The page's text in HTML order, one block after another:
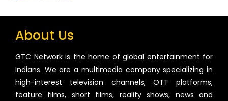
About Us
GTC Network is the home of global entertainment for
Indians. We are a multimedia company specializing in
high-interest television channels, OTT platforms,
feature films, short films, reality shows, news and